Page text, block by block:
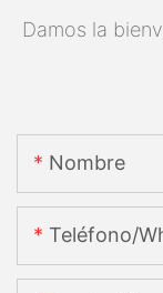
Damos la
Nombre
Teléfono/